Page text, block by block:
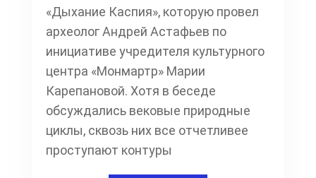
«Дыхание Каспия», которую провел
археолог Андрей Астафьев по
инициативе учредителя культурного
центра «Монмартр» Марии
Карепановой. Хотя в беседе
обсуждались вековые природные
циклы, сквозь них все отчетливее
проступают контуры